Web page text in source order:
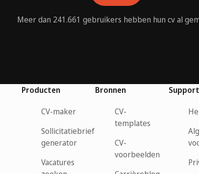
Meer dan 241.661 gebruikers hebben hun cv al
Producten
CV-maker
Sollicitatiebrief
generator
Vacatures
Bronnen
CV-
templates
CV-
voorbeelden
Support